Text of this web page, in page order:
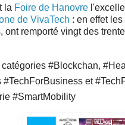
la Foire de Hanovre
de VivaTech : en effet
remporté vingt des
#Blockchan,
et
#SmartMobility